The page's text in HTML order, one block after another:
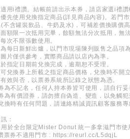
用i禮讚。結帳前請出示本券，請店家選i禮
先使用兌換指定商品(詳見商品內容)。若門
不含罐裝飲品、牛奶及水)，可補差價換購價
額限一次抵用完畢，餘額無法分次抵用，無
次不限張數使用。
每日新鮮出爐，以門市現場陳列販售之品項
片僅供參考，實際商品請以店內為準。
指定日期前兌換完成，逾期恕不受理。
兌換券上所載之指定商品價格，兌換時不開立
效與否，以票券系統所記錄之狀態為憑。
為不記名，任何人持本券皆可使用，請自行
為有價證券，請勿擅自偽造、變造，以免觸犯
換時有任何問題，請連絡精誠資訊顧客服務
：
於全台限定Mister Donut 統一多拿滋門市
票券不適用門市 : https://reurl.cc/L5dqjL